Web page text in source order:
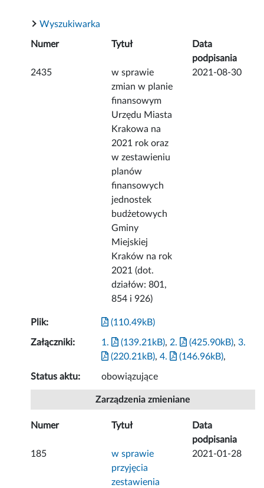
Wyszukiwarka
Numer Tytuł
Data
podpisania
2435
w sprawie
zmian w planie
finansowym
Urzędu Miasta
Krakowa na
2021 rok oraz
w zestawieniu
planów
finansowych
jednostek
budżetowych
Gminy
Miejskiej
Kraków na rok
2021 (dot.
działów: 801,
854 i 926)
2021-08-30
Plik: (110.49kB)
Załączniki: 1. (139.21kB), 2. (425.90kB),3.
(220.21kB),4. (146.96kB),
Status aktu: obowiązujące
Zarządzenia zmieniane
Numer Tytuł
Data
podpisania
185
w sprawie
przyjęcia
zestawienia
2021-01-28